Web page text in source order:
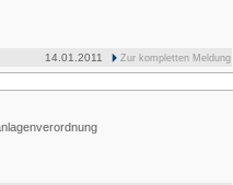
Zur kompletten Meldung
14.01.2011